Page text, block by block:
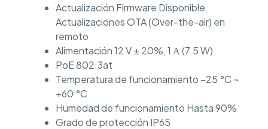
Actualización Firmware Disponible.
Actualizaciones OTA (Over-the-air) en
remoto
Alimentación 12 V ± 20%, 1 А (7.5 W)
PoE 802.3at
Temperatura de funcionamiento −25 °C ~
+60 °C
Humedad de funcionamiento Hasta 90%
Grado de protección IP65